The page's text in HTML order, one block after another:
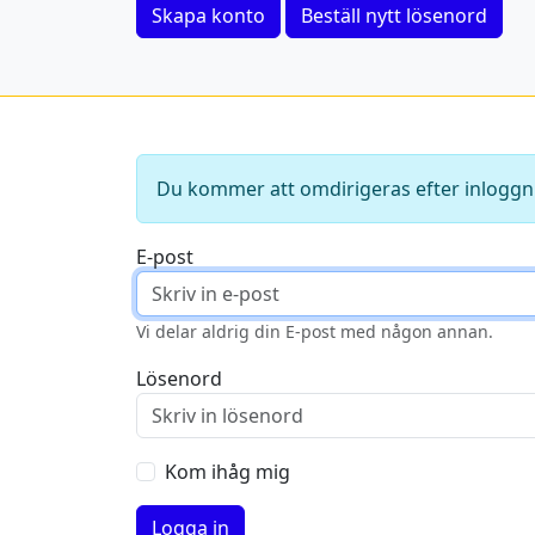
Skapa konto Beställ nytt lösenord
Du kommer att omdirigeras efter
E-post
Vi delar aldrig din E-post med någon annan.
Lösenord
Kom ihåg mig